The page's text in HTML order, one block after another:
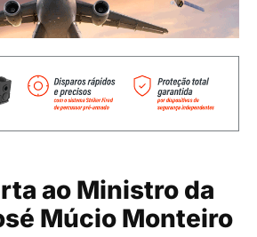
ao Ministro da
Múcio Monteiro